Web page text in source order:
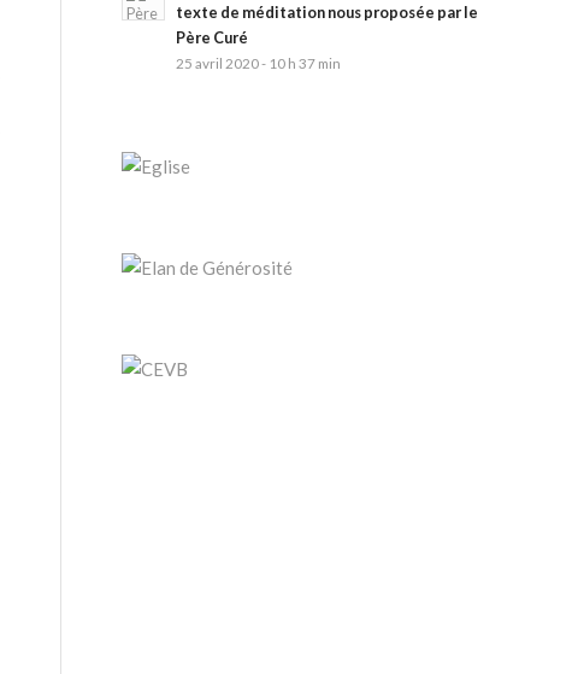
texte de méditation nous proposée par le
Père Curé
25 avril 2020 - 10 h 37 min